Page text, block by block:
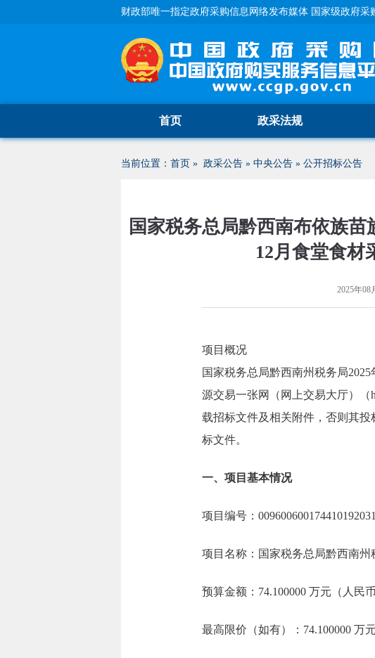
财政部唯一指定政府采购信息网络发布媒体 国家级政府采
首页 政采法规
当前位置： 首页 » 政采公告 » 中央公告 » 公开招标公告
国家税务总局黔西南布依族
12月食堂食材
2025年08
项目概况
国家税务总局黔西南州税务局
源交易一张网（网上交易大厅）（
载招标文件及相关附件，否则其投
标文件。
一、项目基本情况
项目编号：
项目名称：国家税务总局黔西南州
预算金额：74.100000 万元（人民币
最高限价（如有）：74.100000 万